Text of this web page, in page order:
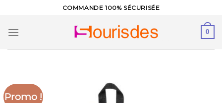
content
COMMANDE 100% SÉCURISÉE
0
Promo !